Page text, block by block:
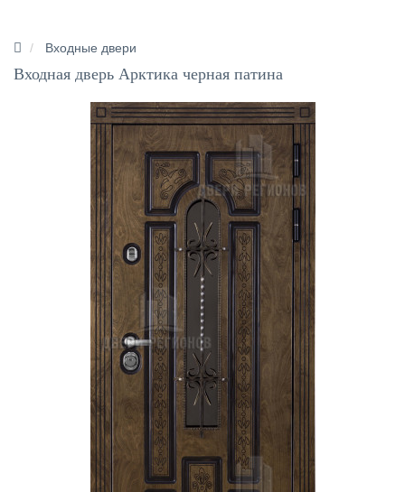
Входные двери
Входная дверь Арктика черная патина